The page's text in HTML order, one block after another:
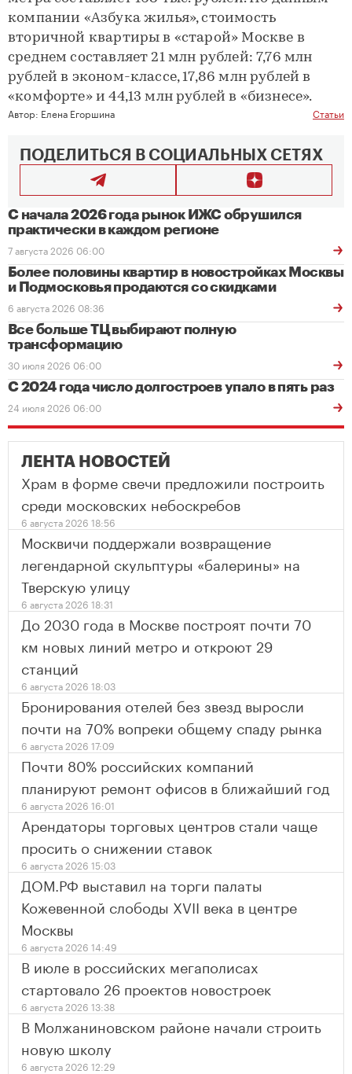
компании «Азбука жилья», стоимость
вторичной квартиры в «старой» Москве в
среднем составляет 21 млн рублей: 7,76 млн
рублей в эконом-классе, 17,86 млн рублей в
«комфорте» и 44,13 млн рублей в «бизнесе».
Автор: Елена Егоршина Статьи
ПОДЕЛИТЬСЯ В СОЦИАЛЬНЫХ СЕТЯХ
С начала 2026 года рынок ИЖС обрушился
практически в каждом регионе
7 августа 2026 06:00
Более половины квартир в новостройках Москвы
и Подмосковья продаются со скидками
6 августа 2026 08:36
Все больше ТЦ выбирают полную
трансформацию
30 июля 2026 06:00
С 2024 года число долгостроев упало в пять раз
24 июля 2026 06:00
ЛЕНТА НОВОСТЕЙ
Храм в форме свечи предложили построить
среди московских небоскребов
6 августа 2026 18:56
Москвичи поддержали возвращение
легендарной скульптуры «балерины» на
Тверскую улицу
6 августа 2026 18:31
До 2030 года в Москве построят почти 70
км новых линий метро и откроют 29
станций
6 августа 2026 18:03
Бронирования отелей без звезд выросли
почти на 70% вопреки общему спаду рынка
6 августа 2026 17:09
Почти 80% российских компаний
планируют ремонт офисов в ближайший год
6 августа 2026 16:01
Арендаторы торговых центров стали чаще
просить о снижении ставок
6 августа 2026 15:03
ДОМ.РФ выставил на торги палаты
Кожевенной слободы XVII века в центре
Москвы
6 августа 2026 14:49
В июле в российских мегаполисах
стартовало 26 проектов новостроек
6 августа 2026 13:38
В Молжаниновском районе начали строить
новую школу
6 августа 2026 12:29